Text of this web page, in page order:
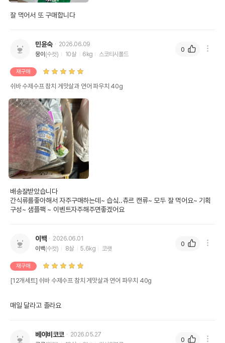
잘 먹어서 또 구매합니다
민윤숙
2026.06.09
뭉이 (수컷) 10살 6kg 스코티시폴드
재구매
쉬바 수제수프 참치 게맛살과 연어 파우치 40g
배송잘받았습니다
간식류를좋아해서 자주구매하는데~ 습싴..츄르 캔류~ 모두 잘 먹어요~ 기획
구성~ 샘플팩 ~ 이벤트자주해주면좋겠어요
0
이백
2026.06.01
이백(수컷) 8살 5.6kg 코랫
재구매
[12개세트] 쉬바 수제수프 참치 게맛살과 연어 파우치 40g
매일 달라고 졸라요
0
베이비코코
2026.05.27
0